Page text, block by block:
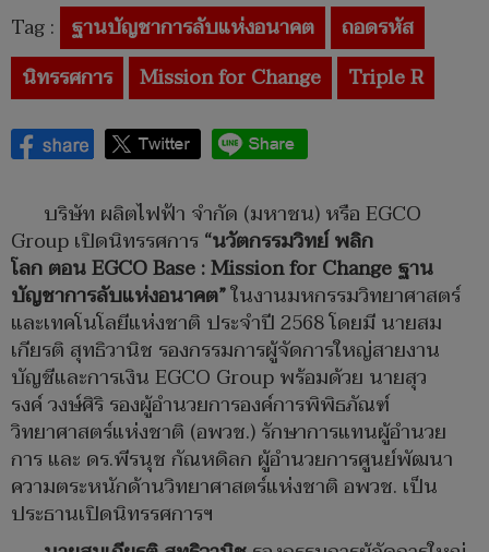
Tag : ฐานบัญชาการลับแห่งอนาคต
ถอดรหัส
นิทรรศการ
Mission for Change Triple R
บริษัท ผลิตไฟฟ้า จำกัด (มหาชน) หรือ EGCO
Group เปิดนิทรรศการ“นวัตกรรมวิทย์พลิก
โลกตอนEGCO Base : Mission for Changeฐาน
บัญชาการลับแห่งอนาคต”ในงานมหกรรมวิทยาศาสตร์
และเทคโนโลยีแห่งชาติ ประจำปี 2568 โดยมี นายสม
เกียรติ สุทธิวานิช รองกรรมการผู้จัดการใหญ่สายงาน
บัญชีและการเงิน EGCO Group พร้อมด้วย นายสุว
รงค์ วงษ์ศิริ รองผู้อำนวยการองค์การพิพิธภัณฑ์
วิทยาศาสตร์แห่งชาติ (อพวช.) รักษาการแทนผู้อำนวย
การ และ ดร.พีรนุช กัณหดิลก ผู้อำนวยการศูนย์พัฒนา
ความตระหนักด้านวิทยาศาสตร์แห่งชาติ อพวช. เป็น
ประธานเปิดนิทรรศการฯ